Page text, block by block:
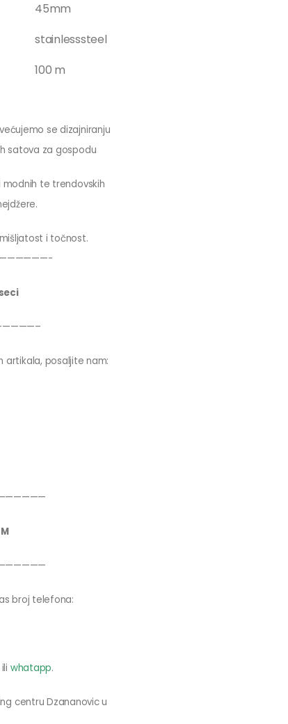
45mm
stainlesssteel
100 m
se dizajniranju
satova za gospodu
modnih te trendovskih
i točnost.
artikala, posaljite nam:
broj telefona:
whatapp.
centru Dzananovic u